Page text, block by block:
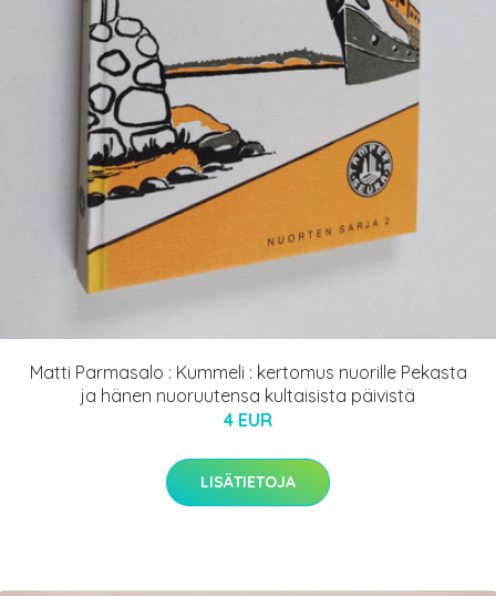
Matti Parmasalo : Kummeli : kertomus nuorille Pekasta
ja hänen nuoruutensa kultaisista päivistä
4 EUR
LISÄTIETOJA